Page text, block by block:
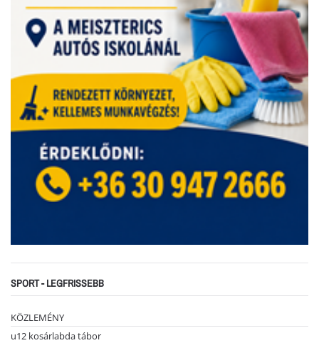
SPORT - LEGFRISSEBB
KÖZLEMÉNY
u12 kosárlabda tábor